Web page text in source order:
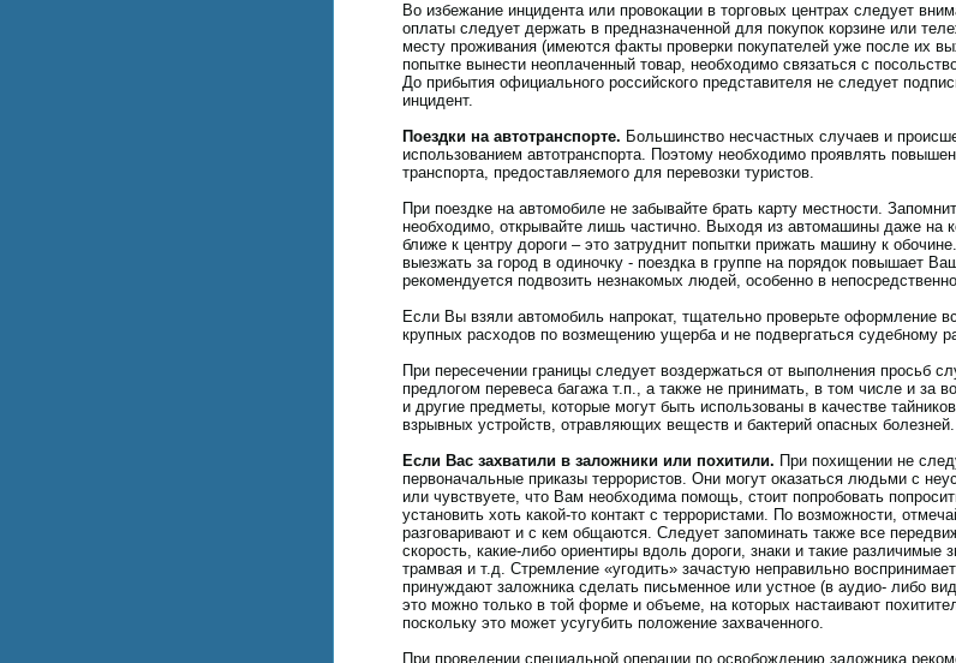
Во избежание инцидента или провокации в торговых центрах следует
оплаты следует держать в предназначенной для покупок корзине или
месту проживания (имеются факты проверки покупателей уже после их
попытке вынести неоплаченный товар, необходимо связаться с
До прибытия официального российского представителя не следует
инцидент.
Поездки на автотранспорте. Большинство несчастных случаев и
использованием автотранспорта. Поэтому необходимо проявлять
транспорта, предоставляемого для перевозки туристов.
При поездке на автомобиле не забывайте брать карту местности.
необходимо, открывайте лишь частично. Выходя из автомашины даже на
ближе к центру дороги – это затруднит попытки прижать машину к
выезжать за город в одиночку - поездка в группе на порядок повышает
рекомендуется подвозить незнакомых людей, особенно в
Если Вы взяли автомобиль напрокат, тщательно проверьте оформление
крупных расходов по возмещению ущерба и не подвергаться судебному
При пересечении границы следует воздержаться от выполнения просьб
предлогом перевеса багажа т.п., а также не принимать, в том числе и за
и другие предметы, которые могут быть использованы в качестве
взрывных устройств, отравляющих веществ и бактерий опасных болезней.
Если Вас захватили в заложники или похитили. При похищении не
первоначальные приказы террористов. Они могут оказаться людьми с
или чувствуете, что Вам необходима помощь, стоит попробовать
установить хоть какой-то контакт с террористами. По возможности,
разговаривают и с кем общаются. Следует запоминать также все
скорость, какие-либо ориентиры вдоль дороги, знаки и такие
трамвая и т.д. Стремление «угодить» зачастую неправильно
принуждают заложника сделать письменное или устное (в аудио- либо
это можно только в той форме и объеме, на которых настаивают
поскольку это может усугубить положение захваченного.
При проведении специальной операции по освобождению заложника